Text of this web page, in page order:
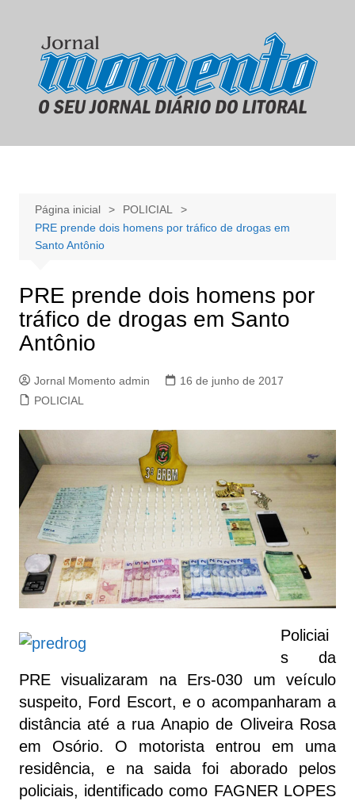
conteúdo
Página inicial
POLICIAL
PRE prende dois homens por tráfico de drogas em
Santo Antônio
PRE prende dois homens por
tráfico de drogas em Santo
Antônio
Jornal Momento admin
16 de junho de 2017
POLICIAL
Policiai
s da
PRE visualizaram na Ers-030 um veículo
suspeito, Ford Escort, e o acompanharam a
distância até a rua Anapio de Oliveira Rosa
em Osório. O motorista entrou em uma
residência, e na saida foi aborado pelos
policiais, identificado como FAGNER LOPES